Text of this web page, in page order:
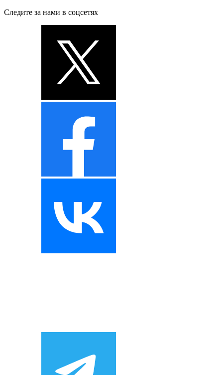
Следите за нами в соцсетях